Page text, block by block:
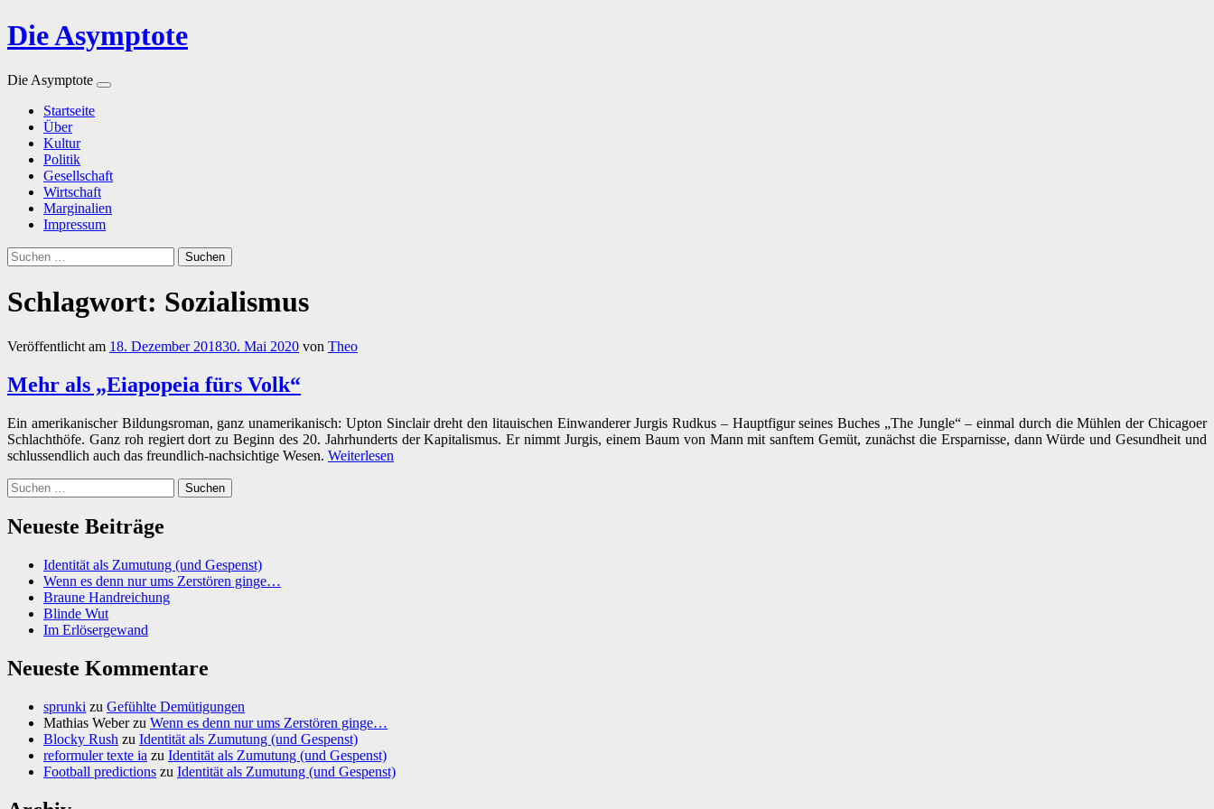
Die Asymptote
Die Asymptote
Inhalt
springen
Startseite
Über
Kultur
Politik
Gesellschaft
Wirtschaft
Marginalien
Impressum
Suchen
nach:
Schlagwort: Sozialismus
Veröffentlicht am 18. Dezember 201830. Mai 2020 von Theo
Mehr als „Eiapopeia fürs Volk“
Ein amerikanischer Bildungsroman, ganz unamerikanisch: Upton Sinclair dreht den litauischen Einwanderer Jurgis Rudkus – Hauptfigur seines Buches „The Jungle“ – einmal durch die Mühlen der Chicagoer
Schlachthöfe. Ganz roh regiert dort zu Beginn des 20. Jahrhunderts der Kapitalismus. Er nimmt Jurgis, einem Baum von Mann mit sanftem Gemüt, zunächst die Ersparnisse, dann Würde und Gesundheit und
schlussendlich auch das freundlich-nachsichtige Wesen. Weiterlesen
Suchen
nach:
Neueste Beiträge
Identität als Zumutung (und Gespenst)
Wenn es denn nur ums Zerstören ginge…
Braune Handreichung
Blinde Wut
Im Erlösergewand
Neueste Kommentare
sprunki zu Gefühlte Demütigungen
Mathias Weberzu Wenn es denn nur ums Zerstören ginge…
Blocky Rush zu Identität als Zumutung (und Gespenst)
reformuler texte ia zu Identität als Zumutung (und Gespenst)
Football predictions zu Identität als Zumutung (und Gespenst)